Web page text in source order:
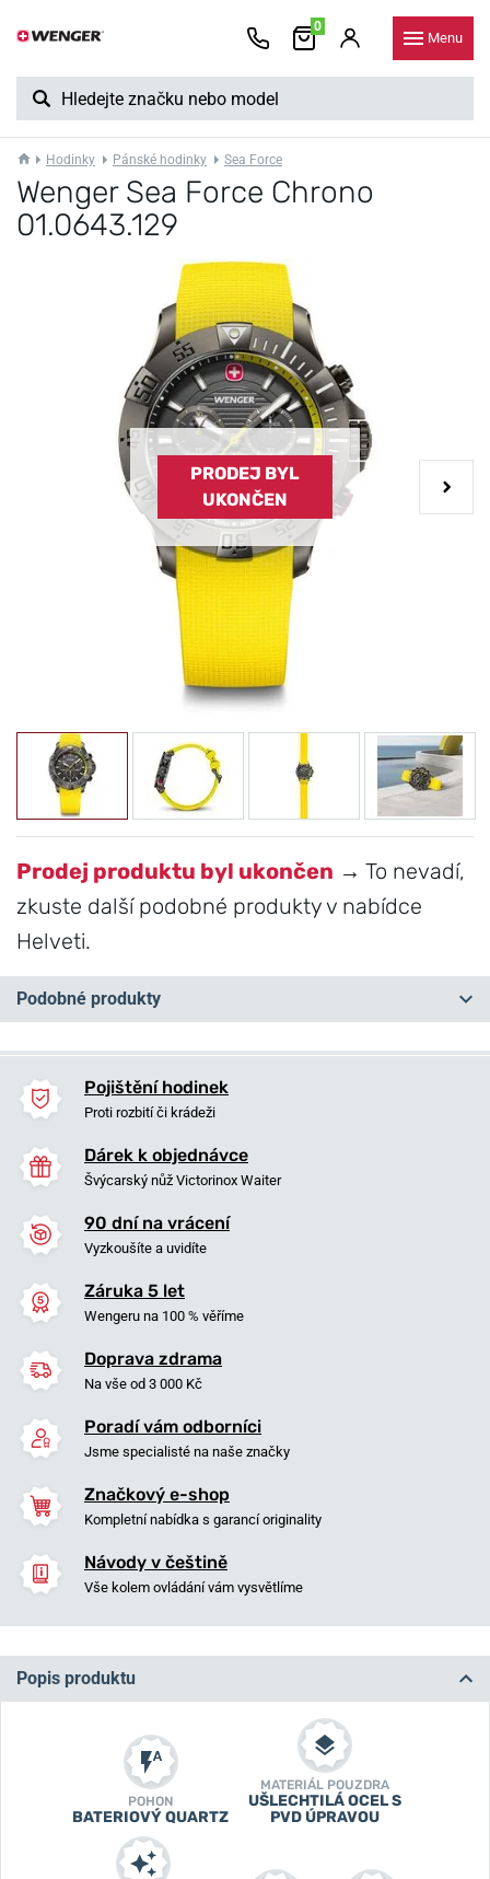
0
Menu
Hodinky Pánské hodinky Sea Force
Wenger Sea Force Chrono
01.0643.129
PRODEJ BYL
UKONČEN
Prodej produktu byl ukončen → To nevadí,
zkuste další podobné produkty v nabídce
Helveti.
Podobné produkty
NA PRODEJNĚ
Wenger Sea Force Chrono
01.0643.109
Skladem
Pojištění hodinek
Proti rozbití či krádeži
Dárek k objednávce
Švýcarský nůž Victorinox Waiter
90 dní na vrácení
Vyzkoušíte a uvidíte
Záruka 5 let
Wengeru na 100 % věříme
Doprava zdrama
Na vše od 3 000 Kč
Poradí vám odborníci
Jsme specialisté na naše značky
Značkový e-shop
Kompletní nabídka s garancí originality
Návody v češtině
Vše kolem ovládání vám vysvětlíme
Popis produktu
POHON
BATERIOVÝ QUARTZ
MATERIÁL POUZDRA
UŠLECHTILÁ OCEL S
PVD ÚPRAVOU